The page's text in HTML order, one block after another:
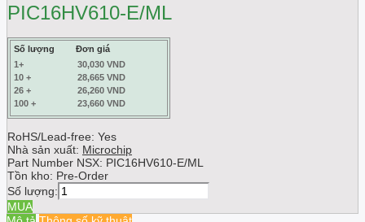
PIC16HV610-E/ML
Số lượng
Đơn giá
1+
30,030 VND
10 +
28,665 VND
26 +
26,260 VND
100 +
23,660 VND
RoHS/Lead-free: Yes
Nhà sản xuất: Microchip
Part Number NSX: PIC16HV610-E/ML
Tồn kho: Pre-Order
Số lượng:
MUA